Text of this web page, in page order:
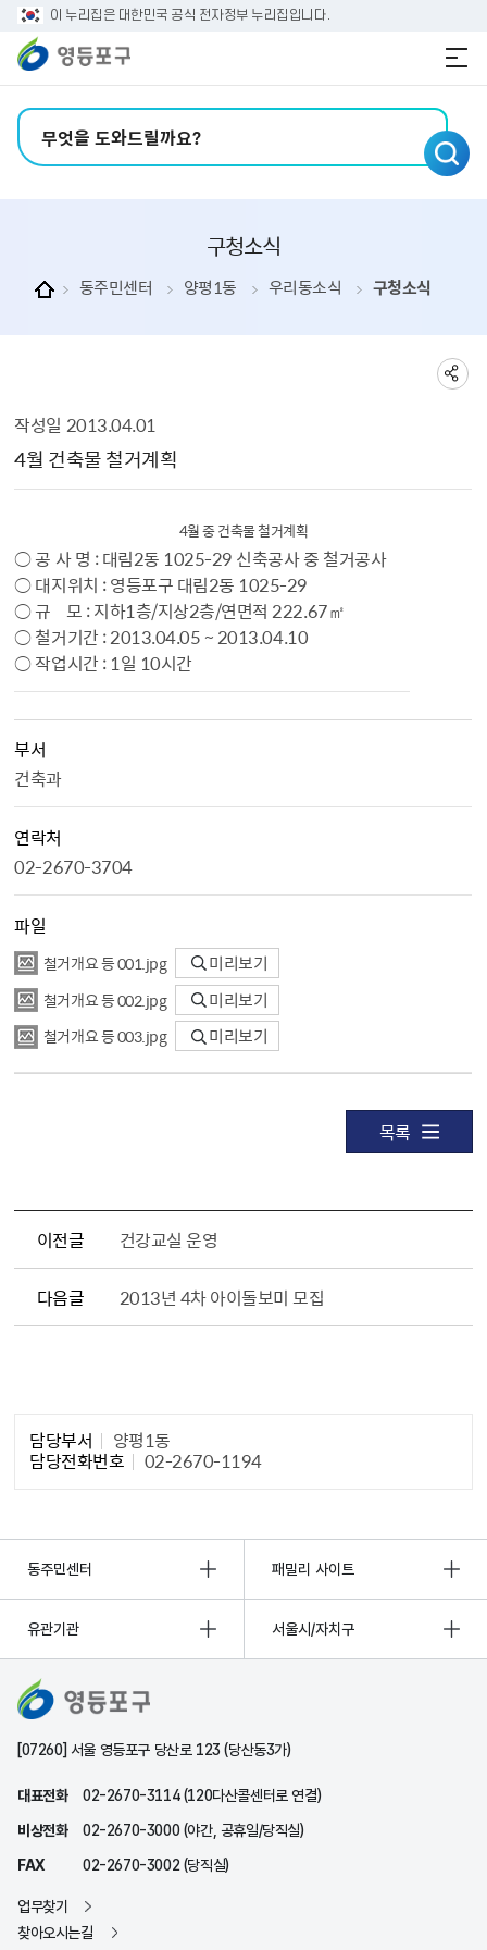
본문 바로가기
주메뉴 바로가기
이 누리집은 대한민국 공식 전자정부 누리집입니다.
구청소식
동주민센터 양평1동 우리동소식 구청소식
작성일 2013.04.01
4월 건축물 철거계획
4월 중 건축물 철거계획
○ 공 사 명 : 대림2동 1025-29 신축공사 중 철거공사
○ 대지위치 : 영등포구 대림2동 1025-29
○ 규 모 : 지하1층/지상2층/연면적 222.67㎡
○ 철거기간 : 2013.04.05 ~ 2013.04.10
○ 작업시간 : 1일 10시간
부서
건축과
연락처
02-2670-3704
파일
철거개요 등 001.jpg
미리보기
철거개요 등 002.jpg
미리보기
철거개요 등 003.jpg
미리보기
목록
이전글 건강교실 운영
다음글 2013년 4차 아이돌보미 모집
담당부서 양평1동
담당전화번호 02-2670-1194
동주민센터 패밀리 사이트
유관기관 서울시/자치구
[07260] 서울 영등포구 당산로 123 (당산동3가)
대표전화
02-2670-3114 (120다산콜센터로 연결)
비상전화
02-2670-3000 (야간, 공휴일/당직실)
FAX
02-2670-3002 (당직실)
업무찾기
찾아오시는길